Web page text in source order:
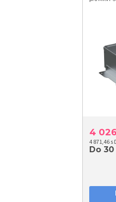
4 026
4 871,46 s
Do